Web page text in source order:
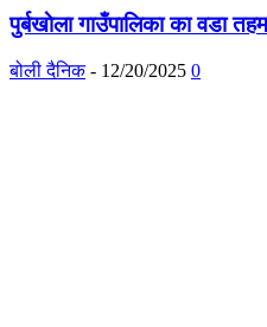
पुर्बखाेला गाउँपालिका का वडा
बोली दैनिक - 12/20/2025 0